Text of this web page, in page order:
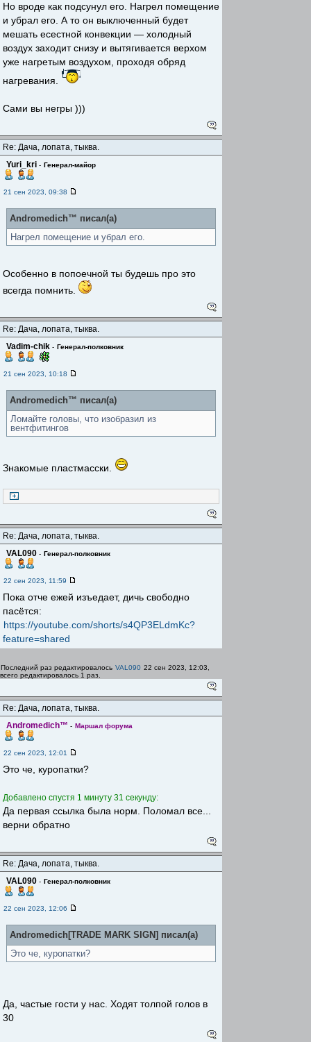
Но вроде как подсунул его. Нагрел помещение
и убрал его. А то он выключенный будет
мешать есестной конвекции — холодный
воздух заходит снизу и вытягивается верхом
уже нагретым воздухом, проходя обряд
нагревания.
Сами вы негры )))
Re: Дача, лопата, тыква.
Yuri_kri - Генерал-майор
21 сен 2023, 09:38
Andromedich™ писал(а)
Нагрел помещение и убрал его.
Особенно в попоечной ты будешь про это
всегда помнить.
Re: Дача, лопата, тыква.
Vadim-chik - Генерал-полковник
21 сен 2023, 10:18
Andromedich™ писал(а)
Ломайте головы, что изобразил из
вентфитингов
Знакомые пластмасски.
Re: Дача, лопата, тыква.
VAL090 - Генерал-полковник
22 сен 2023, 11:59
Пока отче ежей изъедает, дичь свободно
пасётся:
https://youtube.com/shorts/s4QP3ELdmKc?
feature=shared
Последний раз редактировалось VAL090 22 сен 2023, 12:03,
всего редактировалось 1 раз.
Re: Дача, лопата, тыква.
Andromedich™ - Маршал форума
22 сен 2023, 12:01
Это че, куропатки?
Добавлено спустя 1 минуту 31 секунду:
Да первая ссылка была норм. Поломал все...
верни обратно
Re: Дача, лопата, тыква.
VAL090 - Генерал-полковник
22 сен 2023, 12:06
Andromedich[TRADE MARK SIGN] писал(а)
Это че, куропатки?
Да, частые гости у нас. Ходят толпой голов в
30